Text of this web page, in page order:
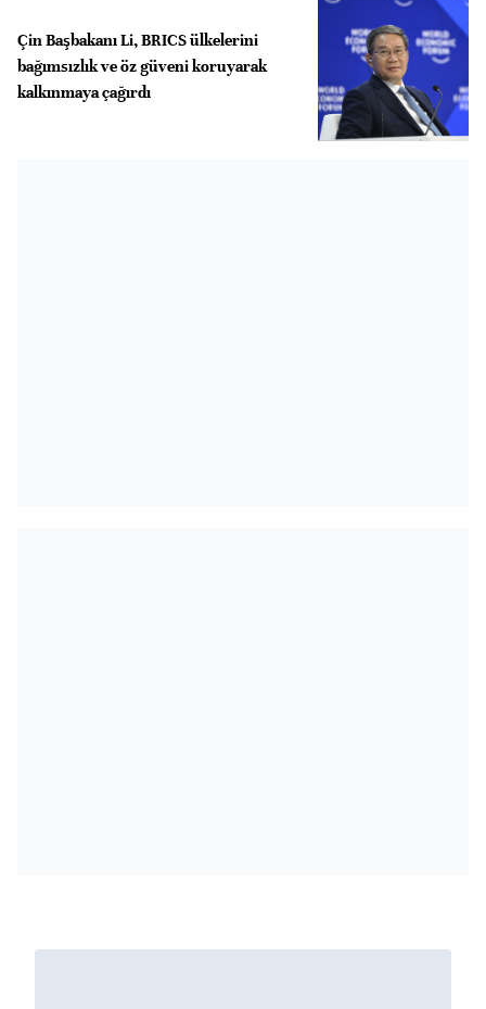
Çin Başbakanı Li, BRICS ülkelerini
bağımsızlık ve öz güveni koruyarak
kalkınmaya çağırdı